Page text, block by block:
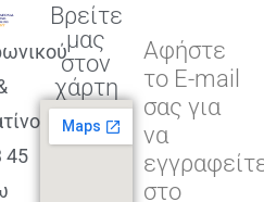
45
Βρείτε
μας
στον
χάρτη
Αφήστε
το E-mail
σας για
να
στο